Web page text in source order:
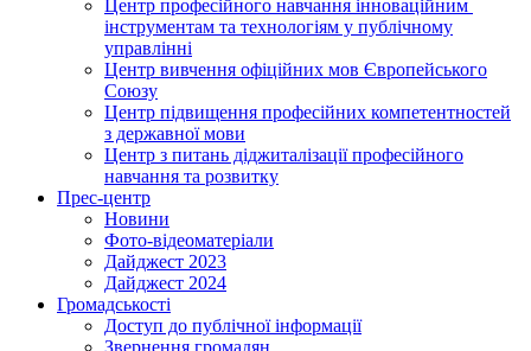
Центр професійного навчання інноваційним
інструментам та технологіям у публічному
управлінні
Центр вивчення офіційних мов Європейського
Союзу
Центр підвищення професійних компетентностей
з державної мови
Центр з питань діджиталізації професійного
навчання та розвитку
Прес-центр
Новини
Фото-відеоматеріали
Дайджест 2023
Дайджест 2024
Громадськості
Доступ до публічної інформації
Звернення громадян